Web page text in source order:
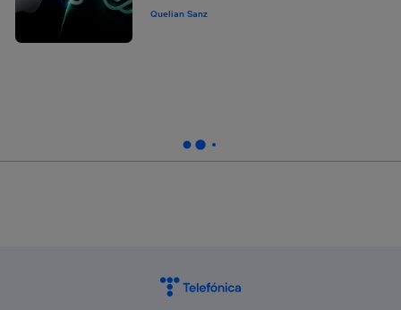
Quelian Sanz